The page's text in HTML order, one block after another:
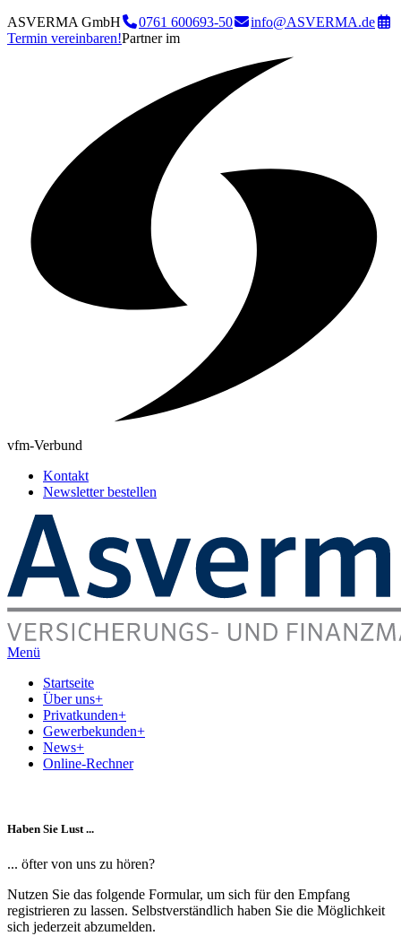
ASVERMA GmbH 0761 600693-50
info@ASVERMA.de
Termin vereinbaren!Partner im
vfm-Verbund
Kontakt
Newsletter bestellen
Menü
Startseite
Über uns+
Privatkunden+
Gewerbekunden+
News+
Online-Rechner
Haben Sie Lust ...
... öfter von uns zu hören?
Nutzen Sie das folgende Formular, um sich für den Empfang
registrieren zu lassen. Selbstverständlich haben Sie die Möglichkeit
sich jederzeit abzumelden.